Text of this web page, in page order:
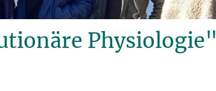
Physiologie"